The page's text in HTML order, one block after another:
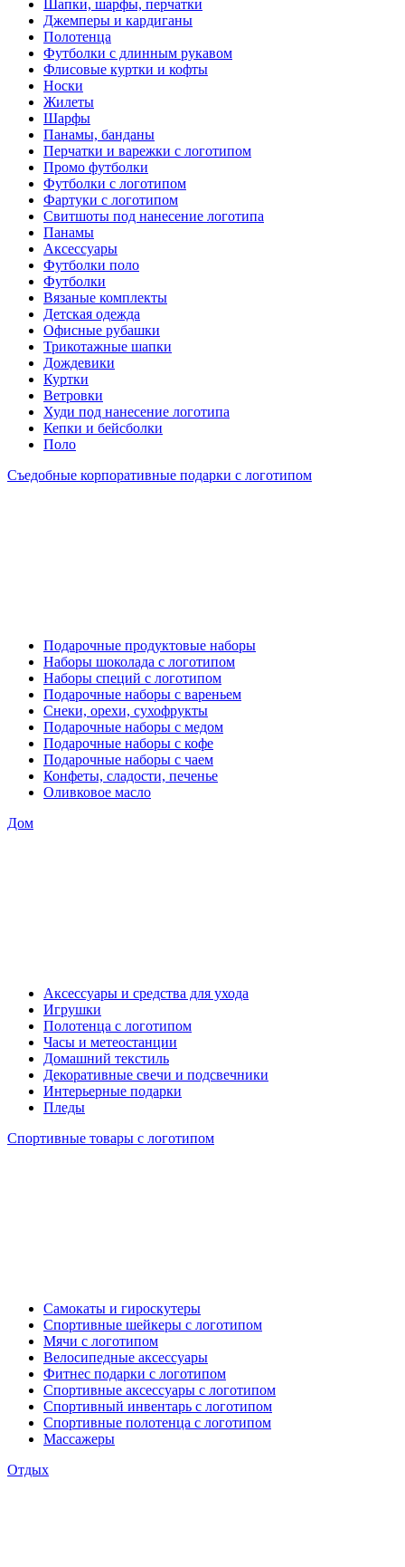
Шапки, шарфы, перчатки
Джемперы и кардиганы
Полотенца
Футболки с длинным рукавом
Флисовые куртки и кофты
Носки
Жилеты
Шарфы
Панамы, банданы
Перчатки и варежки с логотипом
Промо футболки
Футболки с логотипом
Фартуки с логотипом
Свитшоты под нанесение логотипа
Панамы
Аксессуары
Футболки поло
Футболки
Вязаные комплекты
Детская одежда
Офисные рубашки
Трикотажные шапки
Дождевики
Куртки
Ветровки
Худи под нанесение логотипа
Кепки и бейсболки
Поло
Съедобные корпоративные подарки с логотипом
Подарочные продуктовые наборы
Наборы шоколада с логотипом
Наборы специй с логотипом
Подарочные наборы с вареньем
Снеки, орехи, сухофрукты
Подарочные наборы с медом
Подарочные наборы с кофе
Подарочные наборы с чаем
Конфеты, сладости, печенье
Оливковое масло
Дом
Аксессуары и средства для ухода
Игрушки
Полотенца с логотипом
Часы и метеостанции
Домашний текстиль
Декоративные свечи и подсвечники
Интерьерные подарки
Пледы
Спортивные товары с логотипом
Самокаты и гироскутеры
Спортивные шейкеры с логотипом
Мячи с логотипом
Велосипедные аксессуары
Фитнес подарки с логотипом
Спортивные аксессуары с логотипом
Спортивный инвентарь с логотипом
Спортивные полотенца с логотипом
Массажеры
Отдых